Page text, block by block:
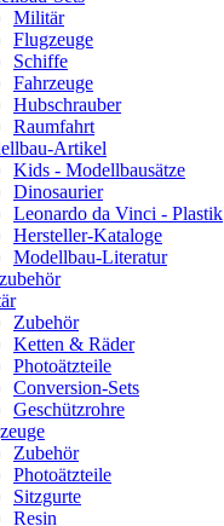
Militär
Flugzeuge
Schiffe
Fahrzeuge
Hubschrauber
Raumfahrt
Artikel
Kids - Modellbausätze
Dinosaurier
Leonardo da Vinci - Plastik
Hersteller-Kataloge
Modellbau-Literatur
Zubehör
Ketten & Räder
Photoätzteile
Conversion-Sets
Geschützrohre
Zubehör
Photoätzteile
Sitzgurte
Resin